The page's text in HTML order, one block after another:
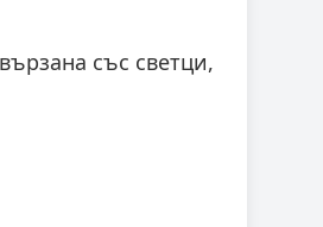
със светци,